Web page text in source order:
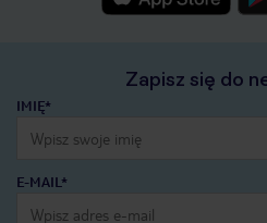
Zapisz się do
IMIĘ*
E-MAIL*